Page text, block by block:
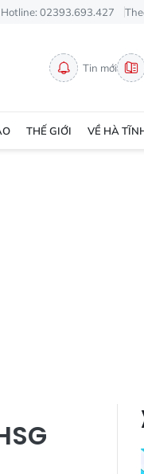
Hotline: 02393.693.427
Tin mới
THẾ GIỚI VỀ HÀ